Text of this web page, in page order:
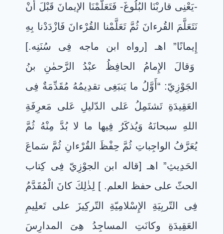
-يَعْنِى قاربْنَا البُلُوغَ- فَتَعَلَّمْنَا الإيمانَ قَبْلَ أَنْ
نَتَعَلَّمَ القُرءانَ ثُمَّ تَعَلَّمْنا القُرْءانَ فَازْدَدْنا بِهِ
إِيمانًا” اهـ [رواه ابن ماجه فِى سُنَنِه.]
وَقالَ الإِمامُ الحافِظُ عبْدُ الرَّحمٰنِ بنُ
الجَوْزِيّ: “أَوَّلُ ما يَنبَغِى تقدِيمُهُ مُقَدِّمَةٌ فِى
العَقِيدَةِ تَشتَمِلُ عَلى الدّليلِ عَلى مَعرِفَةِ
اللهِ سبحانَهُ وَيُذكَرُ فِيها ما لا بُدَّ مِنْهُ ثُمَّ
يُعَرَّفُ الواجِباتِ ثُمَّ حِفْظَ القُرْءانِ ثُمَّ سَماعَ
الحَدِيثِ” اهـ [قاله ابن الجوْزِيّ فِى كِتاب
الحثّ على حفظ العلم. ] لِذٰلِكَ كانَ الْمُقَدَّمُ
فِى التّربِيَةِ الإِسْلامِيّةِ التّركِيزَ على تَعلِيمِ
العَقِيدَةِ وكانَتِ المساجِدُ هِىَ المدارِسَ